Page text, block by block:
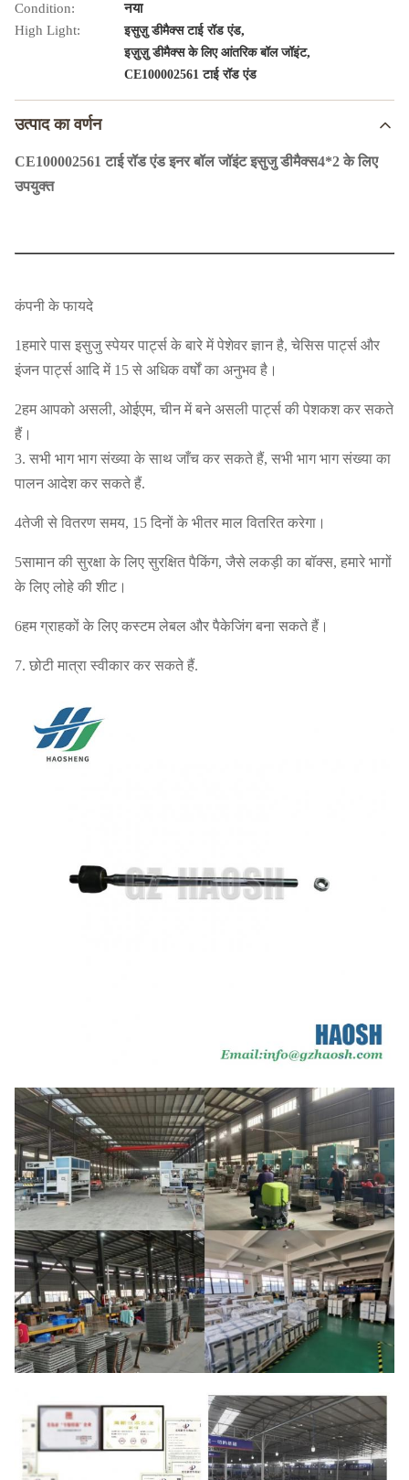
Condition:
नया
High Light:
इसुज़ु डीमैक्स टाई रॉड एंड,
इज़ुज़ु डीमैक्स के लिए आंतरिक बॉल जॉइंट,
CE100002561 टाई रॉड एंड
उत्पाद का वर्णन
CE100002561 टाई रॉड एंड इनर बॉल जॉइंट इसुजु डीमैक्स4*2 के लिए
उपयुक्त
कार फिटिंग
भाग संख्या CE100002561
अनुकूलित
मूल्य
कंपनी के फायदे
1हमारे पास इसुजु स्पेयर पार्ट्स के बारे में पेशेवर ज्ञान है, चेसिस पार्ट्स और
इंजन पार्ट्स आदि में 15 से अधिक वर्षों का अनुभव है।
2हम आपको असली, ओईएम, चीन में बने असली पार्ट्स की पेशकश कर सकते
हैं।
3. सभी भाग भाग संख्या के साथ जाँच कर सकते हैं, सभी भाग भाग संख्या का
पालन आदेश कर सकते हैं.
4तेजी से वितरण समय, 15 दिनों के भीतर माल वितरित करेगा।
5सामान की सुरक्षा के लिए सुरक्षित पैकिंग, जैसे लकड़ी का बॉक्स, हमारे भागों
के लिए लोहे की शीट।
6हम ग्राहकों के लिए कस्टम लेबल और पैकेजिंग बना सकते हैं।
7. छोटी मात्रा स्वीकार कर सकते हैं.